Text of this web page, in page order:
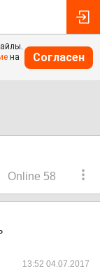
на
Согласен
Online 58
13:52 04.07.2017